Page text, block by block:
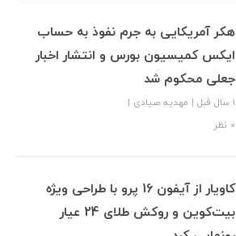
هکر آمریکایی به جرم نفوذ به حساب
ایکس کمیسیون بورس و انتشار اخبار
جعلی محکوم شد
1 سال قبل | مهدیه صیادی |
۰ نظر
کاویار از آیفون 16 پرو با طراحی ویژه
بیت‌کوین و روکش طلای 24 عیار